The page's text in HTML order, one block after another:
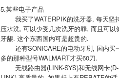
5.某些电子产品
我买了WATERPIK的洗牙器, 每天坚
压水洗, 可以少受几次洗牙的罪, 而且可以
牙龈. 这个东西国内可是超贵的.
还有SONICARE的电动牙刷, 国内买
多的那种型号WALMART才买60刀.
无线路由器(LINK-SYS)和无线网卡(D-